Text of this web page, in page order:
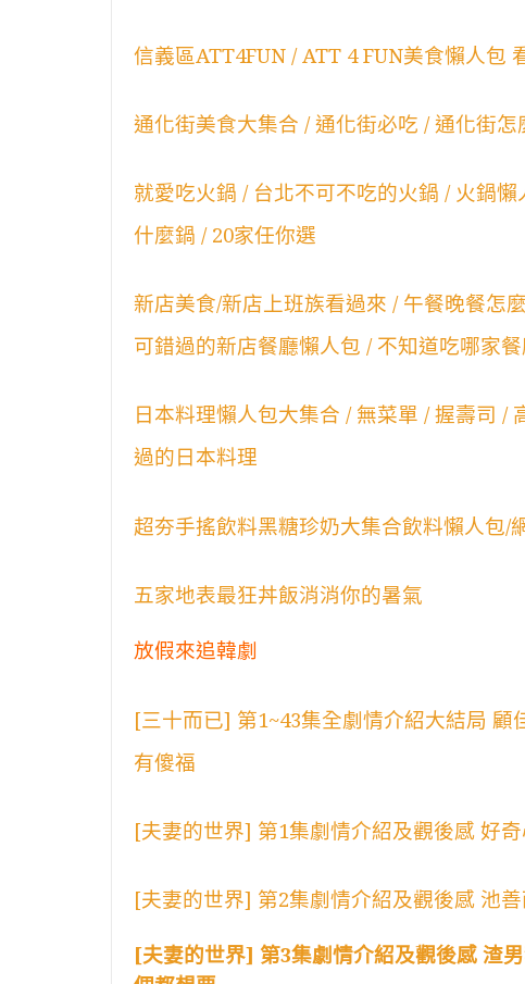
信義區ATT4FUN / ATT 4 FUN美食懶人包
通化街美食大集合 / 通化街必吃 / 通化街
就愛吃火鍋 / 台北不可不吃的火鍋 / 火鍋
什麼鍋 / 20家任你選
新店美食/新店上班族看過來 / 午餐晚餐怎
可錯過的新店餐廳懶人包 / 不知道吃哪家
日本料理懶人包大集合 / 無菜單 / 握壽司 /
過的日本料理
超夯手搖飲料黑糖珍奶大集合飲料懶人包/
五家地表最狂丼飯消消你的暑氣
放假來追韓劇
[三十而已] 第1~43集全劇情介紹大結局
有傻福
[夫妻的世界] 第1集劇情介紹及觀後感 好
[夫妻的世界] 第2集劇情介紹及觀後感 池
[夫妻的世界] 第3集劇情介紹及觀後感 渣